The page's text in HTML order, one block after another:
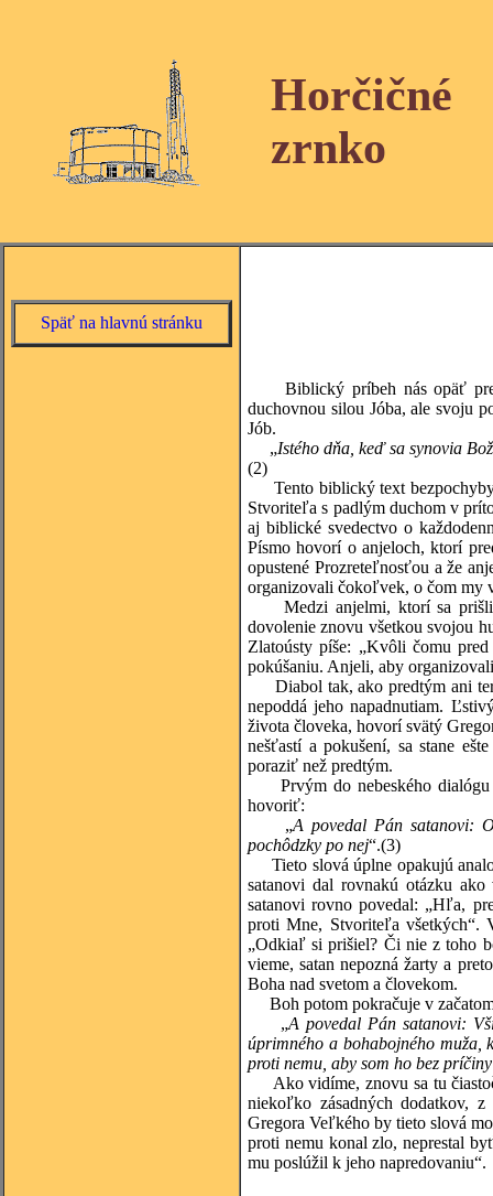
Horčičné
zrnko
Späť na hlavnú stránku
Biblický príbeh nás opäť
duchovnou silou Jóba, ale svoju
Jób.
„Istého dňa, keď sa synovia
(2)
Tento biblický text bezpochyby
Stvoriteľa s padlým duchom v
aj biblické svedectvo o
Písmo hovorí o anjeloch, ktorí
opustené Prozreteľnosťou a že
organizovali čokoľvek, o čom my
Medzi anjelmi, ktorí sa prišli
dovolenie znovu všetkou svojou
Zlatoústy píše: „Kvôli čomu
pokúšaniu. Anjeli, aby
Diabol tak, ako predtým ani
nepoddá jeho napadnutiam.
života človeka, hovorí svätý
nešťastí a pokušení, sa stane
poraziť než predtým.
Prvým do nebeského dialógu
hovoriť:
„A povedal Pán satanovi:
pochôdzky po nej“.(3)
Tieto slová úplne opakujú
satanovi dal rovnakú otázku
satanovi rovno povedal: „Hľa,
proti Mne, Stvoriteľa všetkých“.
„Odkiaľ si prišiel? Či nie z toho
vieme, satan nepozná žarty a
Boha nad svetom a človekom.
Boh potom pokračuje v
„A povedal Pán satanovi:
úprimného a bohabojného muža,
proti nemu, aby som ho bez
Ako vidíme, znovu sa tu
niekoľko zásadných dodatkov,
Gregora Veľkého by tieto slová
proti nemu konal zlo, neprestal
mu poslúžil k jeho napredovaniu“.